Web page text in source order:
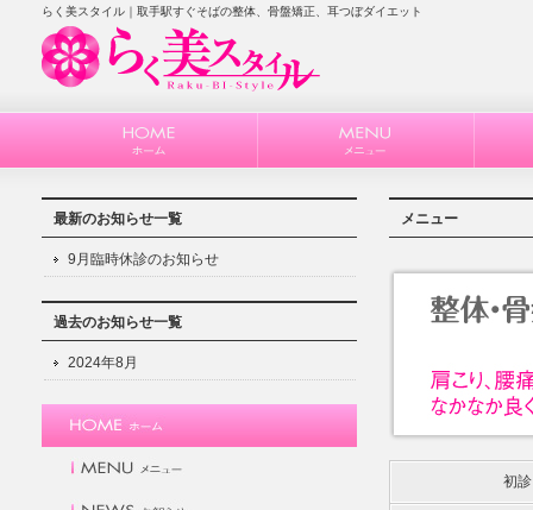
らく美スタイル｜取手駅すぐそばの整体、骨盤矯正、耳つぼダイエット
メニュー
初診
最新のお知らせ一覧
9月臨時休診のお知らせ
過去のお知らせ一覧
2024年8月